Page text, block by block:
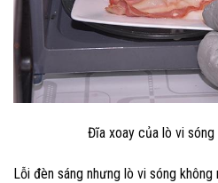
Đĩa xoay của lò vi
Lỗi đèn sáng nhưng lò vi sóng không